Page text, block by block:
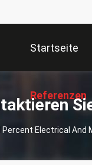
Startseite
Referenzen
Percent Electrical And